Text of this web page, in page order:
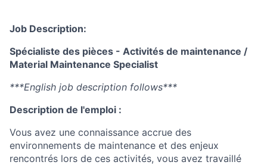
Job Description:
Spécialiste des pièces - Activités de maintenance /
Material Maintenance Specialist
***English job description follows***
Description de l'emploi :
Vous avez une connaissance accrue des
environnements de maintenance et des enjeux
rencontrés lors de ces activités, vous avez travaillé